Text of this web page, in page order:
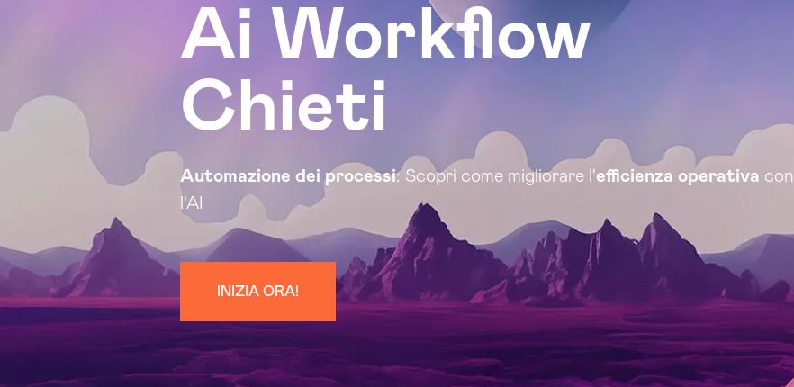
Ai Workflow
Chieti
Automazione dei processi: Scopri come migliorare l'efficienza operativa con
l'AI
INIZIA ORA!